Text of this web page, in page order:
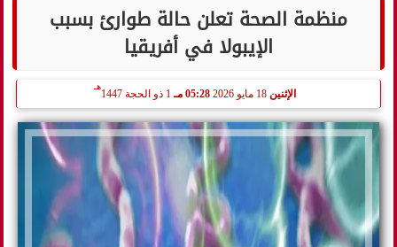
منظمة الصحة تعلن حالة طوارئ بسبب
الإيبولا في أفريقيا
الإثنين 05:28 مـ 1 ذو الحجة 1447
هـ